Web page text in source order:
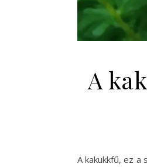
A
A kakukkfű, ez